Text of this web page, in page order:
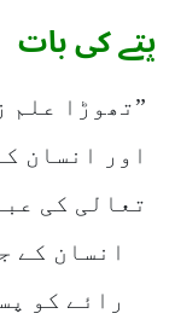
پتے کی بات
”تھوڑا علم
اور انسان
تعالی کی
انسان کے
رائے کو